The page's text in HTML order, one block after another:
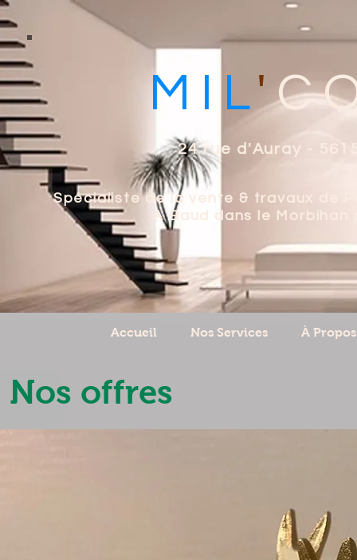
MIL'
24 rue d'Auray -
Spécialiste de la vente & travaux de
A Baud dans le
Accueil Nos Services À Propos
Nos offres